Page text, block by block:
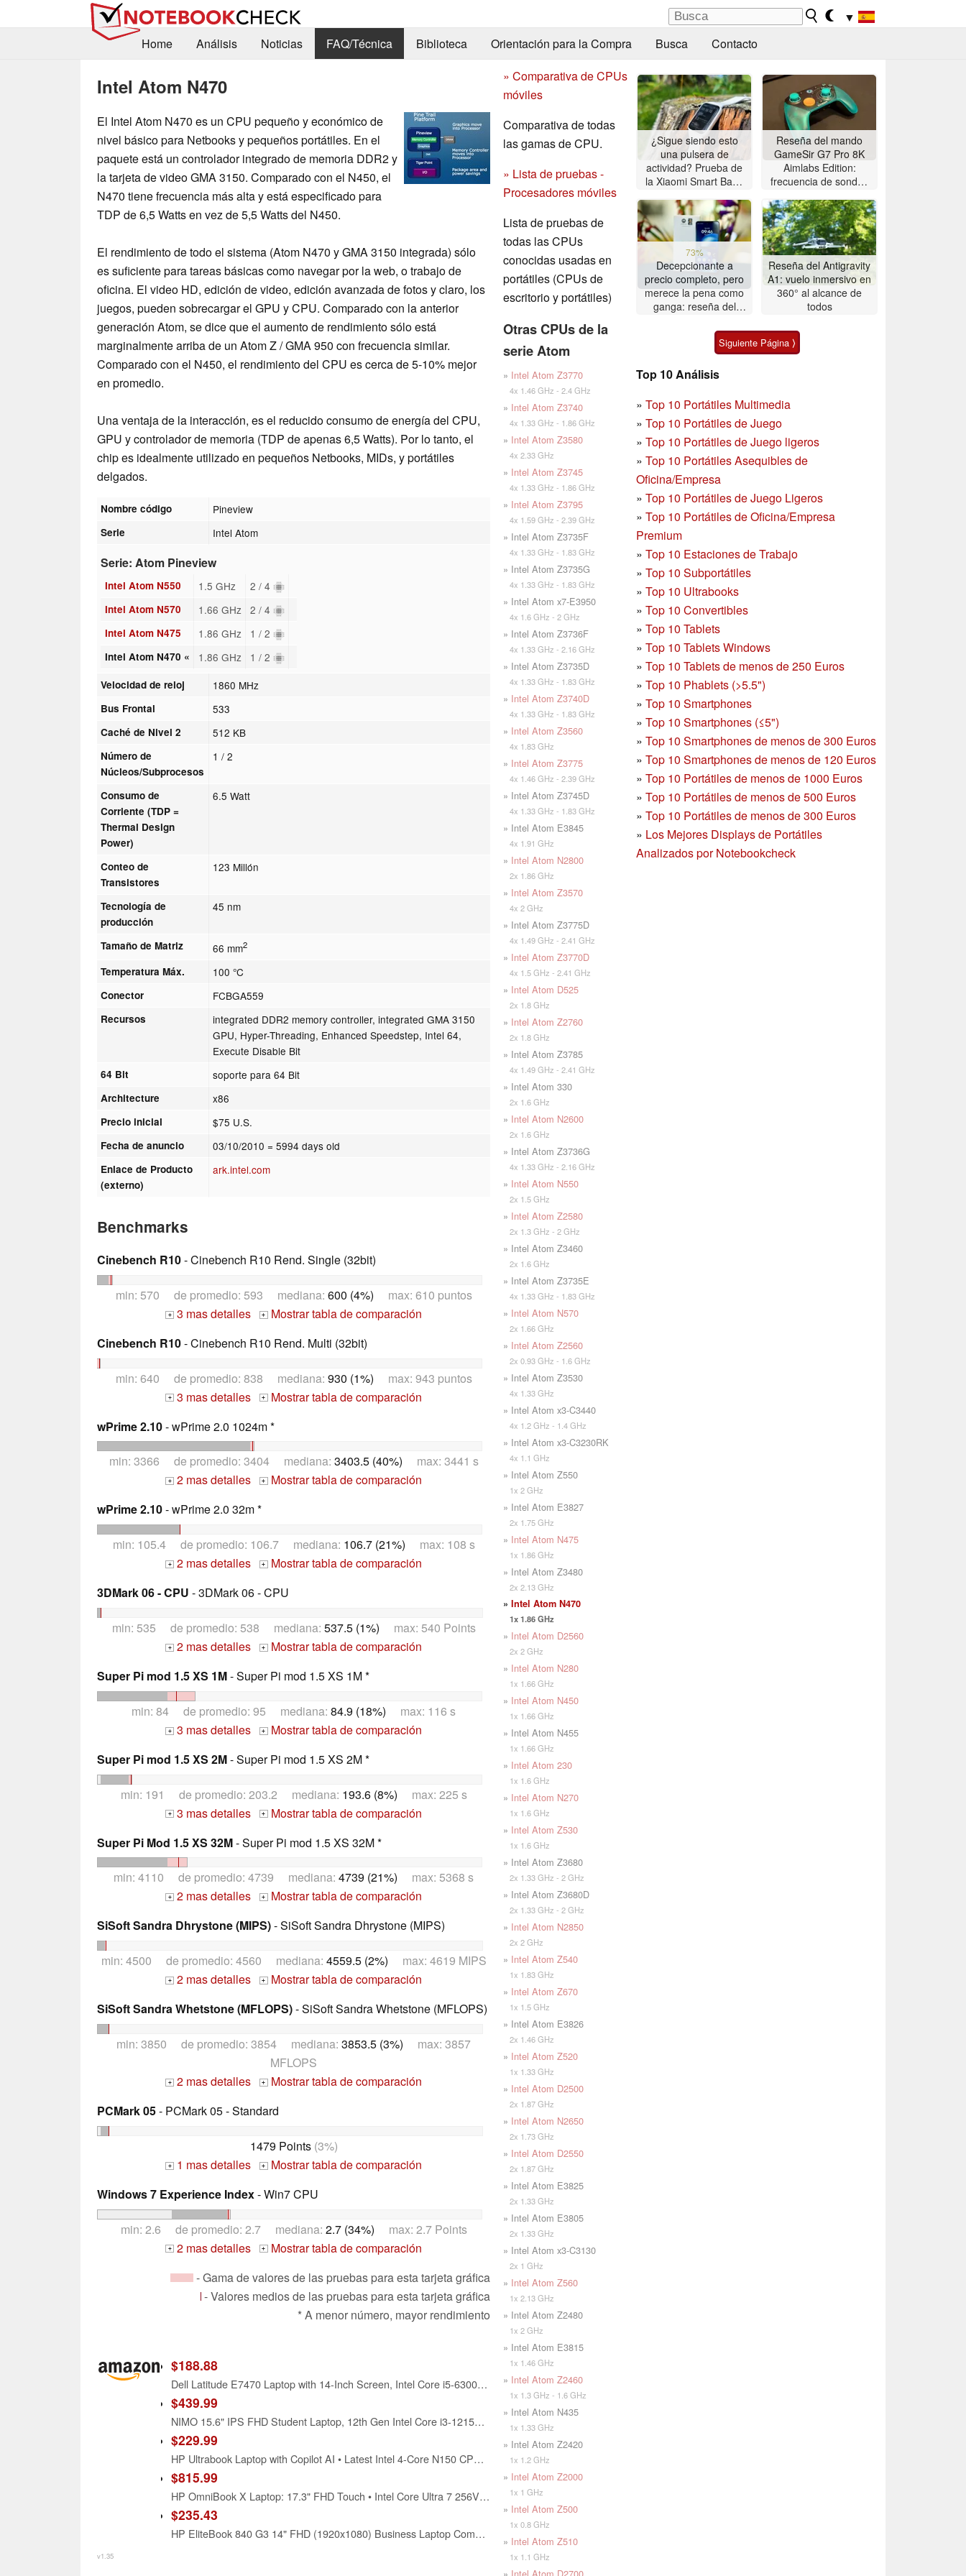
▼
Home
Análisis Noticias FAQ/Técnica Biblioteca Orientación para la Compra Busca Contacto
Intel Atom N470
El Intel Atom N470 es un CPU pequeño y económico de
nivel básico para Netbooks y pequeños portátiles. En el
paquete está un controlador integrado de memoria DDR2 y
la tarjeta de video GMA 3150. Comparado con el N450, el
N470 tiene frecuencia más alta y está especificado para
TDP de 6,5 Watts en vez de 5,5 Watts del N450.
El rendimiento de todo el sistema (Atom N470 y GMA 3150 integrada) sólo
es suficiente para tareas básicas como navegar por la web, o trabajo de
oficina. El video HD, edición de video, edición avanzada de fotos y claro, los
juegos, pueden sobrecargar el GPU y CPU. Comparado con la anterior
generación Atom, se dice que el aumento de rendimiento sólo está
marginalmente arriba de un Atom Z / GMA 950 con frecuencia similar.
Comparado con el N450, el rendimiento del CPU es cerca de 5-10% mejor
en promedio.
Una ventaja de la interacción, es el reducido consumo de energía del CPU,
GPU y controlador de memoria (TDP de apenas 6,5 Watts). Por lo tanto, el
chip es idealmente utilizado en pequeños Netbooks, MIDs, y portátiles
delgados.
Nombre código Pineview
Serie Intel Atom
Serie: Atom Pineview
Intel Atom N550 1.5 GHz 2 / 4
Intel Atom N570 1.66 GHz 2 / 4
Intel Atom N475 1.86 GHz 1 / 2
Intel Atom N470 « 1.86 GHz 1 / 2
Velocidad de reloj 1860 MHz
Bus Frontal 533
Caché de Nivel 2 512 KB
Número de
Núcleos/Subprocesos
1 / 2
Consumo de
Corriente (TDP =
Thermal Design
Power)
6.5 Watt
Conteo de
Transistores
123 Millón
Tecnología de
producción
45 nm
Tamaño de Matriz 66 mm2
Temperatura Máx. 100 °C
Conector FCBGA559
Recursos
integrated DDR2 memory controller, integrated GMA 3150
GPU, Hyper-Threading, Enhanced Speedstep, Intel 64,
Execute Disable Bit
64 Bit soporte para 64 Bit
Architecture x86
Precio inicial $75 U.S.
Fecha de anuncio 03/10/2010 = 5994 days old
Enlace de Producto
(externo)
ark.intel.com
Benchmarks
Cinebench R10- Cinebench R10 Rend. Single (32bit)
min: 570 de promedio: 593 mediana: 600 (4%) max: 610 puntos
+ 3 mas detalles + Mostrar tabla de comparación
Cinebench R10- Cinebench R10 Rend. Multi (32bit)
min: 640 de promedio: 838 mediana: 930 (1%) max: 943 puntos
+ 3 mas detalles + Mostrar tabla de comparación
wPrime 2.10- wPrime 2.0 1024m *
min: 3366 de promedio: 3404 mediana: 3403.5 (40%) max: 3441 s
+ 2 mas detalles + Mostrar tabla de comparación
wPrime 2.10- wPrime 2.0 32m *
min: 105.4 de promedio: 106.7 mediana: 106.7 (21%) max: 108 s
+ 2 mas detalles + Mostrar tabla de comparación
3DMark 06 - CPU - 3DMark 06 - CPU
min: 535 de promedio: 538 mediana: 537.5 (1%) max: 540 Points
+ 2 mas detalles + Mostrar tabla de comparación
Super Pi mod 1.5 XS 1M- Super Pi mod 1.5 XS 1M *
min: 84 de promedio: 95 mediana: 84.9 (18%) max: 116 s
+ 3 mas detalles + Mostrar tabla de comparación
Super Pi mod 1.5 XS 2M- Super Pi mod 1.5 XS 2M *
min: 191 de promedio: 203.2 mediana: 193.6 (8%) max: 225 s
+ 3 mas detalles + Mostrar tabla de comparación
Super Pi Mod 1.5 XS 32M- Super Pi mod 1.5 XS 32M *
min: 4110 de promedio: 4739 mediana: 4739 (21%) max: 5368 s
+ 2 mas detalles + Mostrar tabla de comparación
SiSoft Sandra Dhrystone (MIPS)- SiSoft Sandra Dhrystone (MIPS)
min: 4500 de promedio: 4560 mediana: 4559.5 (2%) max: 4619 MIPS
+ 2 mas detalles + Mostrar tabla de comparación
SiSoft Sandra Whetstone (MFLOPS)- SiSoft Sandra Whetstone (MFLOPS)
min: 3850 de promedio: 3854 mediana: 3853.5 (3%) max: 3857
MFLOPS
+ 2 mas detalles + Mostrar tabla de comparación
PCMark 05- PCMark 05 - Standard
1479 Points(3%)
+ 1 mas detalles + Mostrar tabla de comparación
Windows 7 Experience Index- Win7 CPU
min: 2.6 de promedio: 2.7 mediana: 2.7 (34%) max: 2.7 Points
+ 2 mas detalles + Mostrar tabla de comparación
- Gama de valores de las pruebas para esta tarjeta gráfica
- Valores medios de las pruebas para esta tarjeta gráfica
* A menor número, mayor rendimiento
$188.88
Dell Latitude E7470 Laptop with 14-Inch Screen, Intel Core i5-6300U, 8 GB RAM, 256 GB SSD, Camera, Windows 11 Pro (Renewed)
$439.99
NIMO 15.6" IPS FHD Student Laptop, 12th Gen Intel Core i3-1215U (Up to 4.4GHz, Beat R5 7520U) 16GB RAM 512GB SSD Computer with 180° Viewing, 65W Type C, HDMI, Wi-Fi 6, Portable for Home and Business
$229.99
HP Ultrabook Laptop with Copilot AI • Latest Intel 4-Core N150 CPU • Microsoft Office 365 Included • 128GB SSD + 1TB Cloud Storage • Windows 11 • Thin & Portable
$815.99
HP OmniBook X Laptop: 17.3" FHD Touch • Intel Core Ultra 7 256V • 16 GB DDR5 SDRAM • 1 TB NVMe SSD • Win11 Home (Renewed)
$235.43
HP EliteBook 840 G3 14" FHD (1920x1080) Business Laptop Computer, Intel Core i7-6600 Up to 3.40GHz Notebook PC, 16GB RAM, 256GB SSD, Type-C, Windows 11 Pro (Renewed)
v1.35
» Comparativa de CPUs
móviles
Comparativa de todas
las gamas de CPU.
» Lista de pruebas -
Procesadores móviles
Lista de pruebas de
todas las CPUs
conocidas usadas en
portátiles (CPUs de
escritorio y portátiles)
Otras CPUs de la
serie Atom
» Intel Atom Z3770
4x 1.46 GHz - 2.4 GHz
» Intel Atom Z3740
4x 1.33 GHz - 1.86 GHz
» Intel Atom Z3580
4x 2.33 GHz
» Intel Atom Z3745
4x 1.33 GHz - 1.86 GHz
» Intel Atom Z3795
4x 1.59 GHz - 2.39 GHz
» Intel Atom Z3735F
4x 1.33 GHz - 1.83 GHz
» Intel Atom Z3735G
4x 1.33 GHz - 1.83 GHz
» Intel Atom x7-E3950
4x 1.6 GHz - 2 GHz
» Intel Atom Z3736F
4x 1.33 GHz - 2.16 GHz
» Intel Atom Z3735D
4x 1.33 GHz - 1.83 GHz
» Intel Atom Z3740D
4x 1.33 GHz - 1.83 GHz
» Intel Atom Z3560
4x 1.83 GHz
» Intel Atom Z3775
4x 1.46 GHz - 2.39 GHz
» Intel Atom Z3745D
4x 1.33 GHz - 1.83 GHz
» Intel Atom E3845
4x 1.91 GHz
» Intel Atom N2800
2x 1.86 GHz
» Intel Atom Z3570
4x 2 GHz
» Intel Atom Z3775D
4x 1.49 GHz - 2.41 GHz
» Intel Atom Z3770D
4x 1.5 GHz - 2.41 GHz
» Intel Atom D525
2x 1.8 GHz
» Intel Atom Z2760
2x 1.8 GHz
» Intel Atom Z3785
4x 1.49 GHz - 2.41 GHz
» Intel Atom 330
2x 1.6 GHz
» Intel Atom N2600
2x 1.6 GHz
» Intel Atom Z3736G
4x 1.33 GHz - 2.16 GHz
» Intel Atom N550
2x 1.5 GHz
» Intel Atom Z2580
2x 1.3 GHz - 2 GHz
» Intel Atom Z3460
2x 1.6 GHz
» Intel Atom Z3735E
4x 1.33 GHz - 1.83 GHz
» Intel Atom N570
2x 1.66 GHz
» Intel Atom Z2560
2x 0.93 GHz - 1.6 GHz
» Intel Atom Z3530
4x 1.33 GHz
» Intel Atom x3-C3440
4x 1.2 GHz - 1.4 GHz
» Intel Atom x3-C3230RK
4x 1.1 GHz
» Intel Atom Z550
1x 2 GHz
» Intel Atom E3827
2x 1.75 GHz
» Intel Atom N475
1x 1.86 GHz
» Intel Atom Z3480
2x 2.13 GHz
» Intel Atom N470
1x 1.86 GHz
» Intel Atom D2560
2x 2 GHz
» Intel Atom N280
1x 1.66 GHz
» Intel Atom N450
1x 1.66 GHz
» Intel Atom N455
1x 1.66 GHz
» Intel Atom 230
1x 1.6 GHz
» Intel Atom N270
1x 1.6 GHz
» Intel Atom Z530
1x 1.6 GHz
» Intel Atom Z3680
2x 1.33 GHz - 2 GHz
» Intel Atom Z3680D
2x 1.33 GHz - 2 GHz
» Intel Atom N2850
2x 2 GHz
» Intel Atom Z540
1x 1.83 GHz
» Intel Atom Z670
1x 1.5 GHz
» Intel Atom E3826
2x 1.46 GHz
» Intel Atom Z520
1x 1.33 GHz
» Intel Atom D2500
2x 1.87 GHz
» Intel Atom N2650
2x 1.73 GHz
» Intel Atom D2550
2x 1.87 GHz
» Intel Atom E3825
2x 1.33 GHz
» Intel Atom E3805
2x 1.33 GHz
» Intel Atom x3-C3130
2x 1 GHz
» Intel Atom Z560
1x 2.13 GHz
» Intel Atom Z2480
1x 2 GHz
» Intel Atom E3815
1x 1.46 GHz
» Intel Atom Z2460
1x 1.3 GHz - 1.6 GHz
» Intel Atom N435
1x 1.33 GHz
» Intel Atom Z2420
1x 1.2 GHz
» Intel Atom Z2000
1x 1 GHz
» Intel Atom Z500
1x 0.8 GHz
» Intel Atom Z510
1x 1.1 GHz
¿Sigue siendo esto
una pulsera de
actividad? Prueba de
la Xiaomi Smart Band
Reseña del mando
GameSir G7 Pro 8K
Aimlabs Edition:
frecuencia de sondeo
asequible
73%
Decepcionante a
precio completo, pero
merece la pena como
ganga: reseña del
Moto G47
Reseña del Antigravity
A1: vuelo inmersivo en
360° al alcance de
todos
Siguiente Página ⟩
Top 10 Análisis
» Top 10 Portátiles Multimedia
» Top 10 Portátiles de Juego
» Top 10 Portátiles de Juego ligeros
» Top 10 Portátiles Asequibles de
Oficina/Empresa
» Top 10 Portátiles de Juego Ligeros
» Top 10 Portátiles de Oficina/Empresa
Premium
» Top 10 Estaciones de Trabajo
» Top 10 Subportátiles
» Top 10 Ultrabooks
» Top 10 Convertibles
» Top 10 Tablets
» Top 10 Tablets Windows
» Top 10 Tablets de menos de 250 Euros
» Top 10 Phablets (>5.5")
» Top 10 Smartphones
» Top 10 Smartphones (≤5")
» Top 10 Smartphones de menos de 300 Euros
» Top 10 Smartphonesde menos de 120 Euros
» Top 10 Portátiles de menos de 1000 Euros
» Top 10 Portátiles de menos de 500 Euros
» Top 10 Portátiles de menos de 300 Euros
» Los Mejores Displays de Portátiles
Analizados por Notebookcheck